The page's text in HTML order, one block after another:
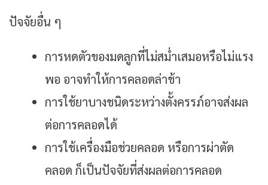
ปัจจัยอื่น ๆ
การหดตัวของมดลูกที่ไม่สม่ำเสมอหรือไม่แรง
พอ อาจทำให้การคลอดล่าช้า
การใช้ยาบางชนิดระหว่างตั้งครรภ์อาจส่งผล
ต่อการคลอดได้
การใช้เครื่องมือช่วยคลอด หรือการผ่าตัด
คลอด ก็เป็นปัจจัยที่ส่งผลต่อการคลอด